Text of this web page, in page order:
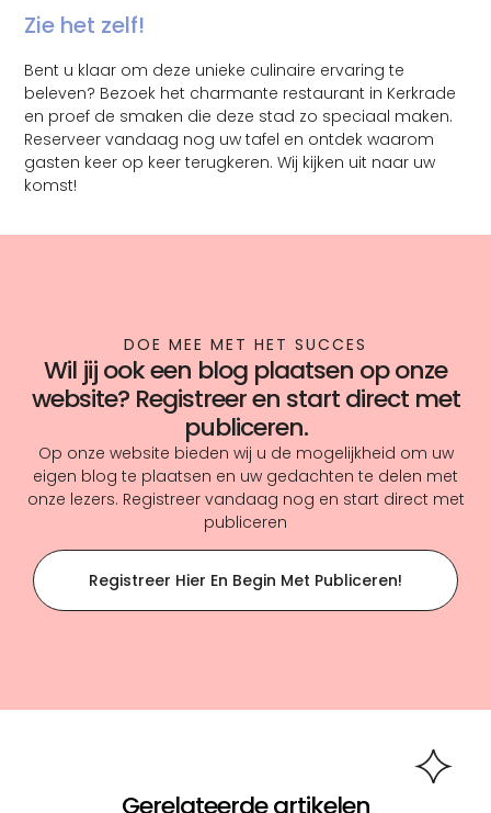
Zie het zelf!
Bent u klaar om deze unieke culinaire ervaring te
beleven? Bezoek het charmante restaurant in Kerkrade
en proef de smaken die deze stad zo speciaal maken.
Reserveer vandaag nog uw tafel en ontdek waarom
gasten keer op keer terugkeren. Wij kijken uit naar uw
komst!
DOE MEE MET HET SUCCES
Wil jij ook een blog plaatsen op onze
website? Registreer en start direct met
publiceren.
Op onze website bieden wij u de mogelijkheid om uw
eigen blog te plaatsen en uw gedachten te delen met
onze lezers. Registreer vandaag nog en start direct met
publiceren
Registreer Hier En Begin Met Publiceren!
Gerelateerde artikelen